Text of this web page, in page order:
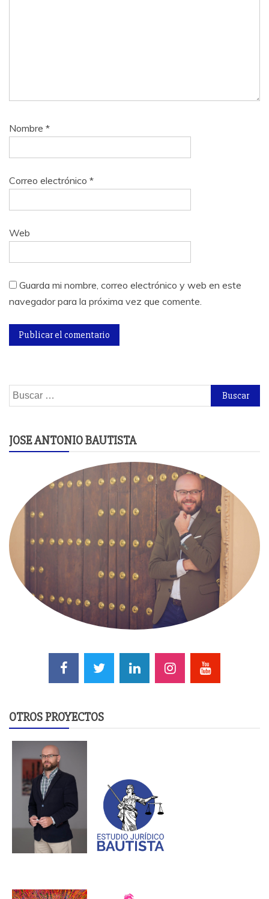
Nombre *
Correo electrónico *
Web
Guarda mi nombre, correo electrónico y web en este
navegador para la próxima vez que comente.
Buscar:
JOSE ANTONIO BAUTISTA
OTROS PROYECTOS